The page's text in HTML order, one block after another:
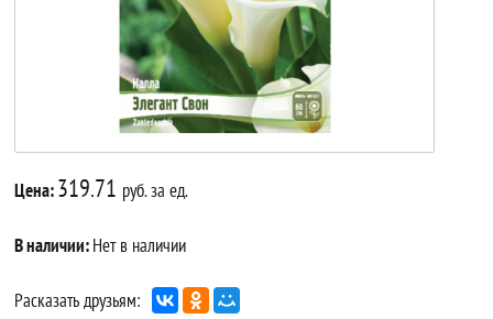
Цена:319.71 руб. за ед.
В наличии:Нет в наличии
Расказать друзьям: